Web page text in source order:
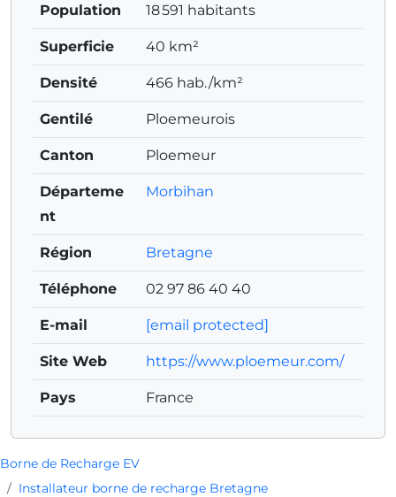
Borne de Recharge EV
Installateur borne de recharge Bretagne
Population 18 591 habitants
Superficie 40 km²
Densité 466 hab./km²
Gentilé Ploemeurois
Canton Ploemeur
Départeme
nt
Morbihan
Région Bretagne
Téléphone 02 97 86 40 40
E-mail [email protected]
Site Web https://www.ploemeur.com/
Pays France